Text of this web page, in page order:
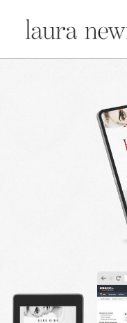
ÜBER MICH
DESIGN FAQ